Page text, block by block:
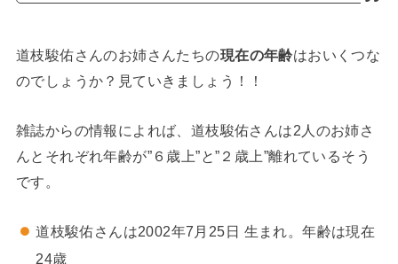
道枝駿佑さんのお姉さんたちの現在の年齢はおいくつな
のでしょうか？見ていきましょう！！
雑誌からの情報によれば、道枝駿佑さんは2人のお姉さ
んとそれぞれ年齢が”６歳上”と”２歳上”離れているそう
です。
道枝駿佑さんは2002年7月25日 生まれ。年齢は現在
24歳